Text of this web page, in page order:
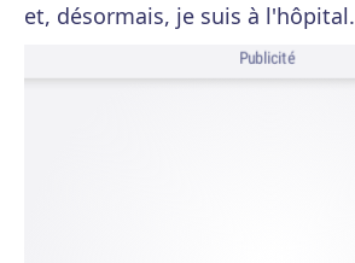
et, désormais, je suis à l'hôpital.
Publicité